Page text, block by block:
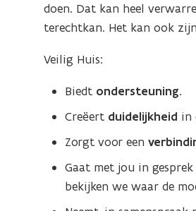
doen. Dat kan heel
terechtkan. Het kan ook
Veilig Huis:
Biedt ondersteuning.
Creëert duidelijkheid in
Zorgt voor een
Gaat met jou in
bekijken we waar de